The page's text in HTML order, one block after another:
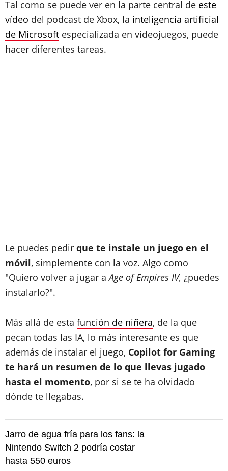
Tal como se puede ver en la parte central de este
vídeo del podcast de Xbox, la inteligencia artificial
de Microsoft especializada en videojuegos, puede
hacer diferentes tareas.
Le puedes pedir que te instale un juego en el
móvil, simplemente con la voz. Algo como
"Quiero volver a jugar aAge of Empires IV, ¿puedes
instalarlo?".
Más allá de esta función de niñera, de la que
pecan todas las IA, lo más interesante es que
además de instalar el juego, Copilot for Gaming
te hará un resumen de lo que llevas jugado
hasta el momento, por si se te ha olvidado
dónde te llegabas.
Jarro de agua fría para los fans: la
Nintendo Switch 2 podría costar
hasta 550 euros